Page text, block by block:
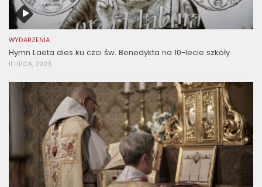
WYDARZENIA
Hymn Laeta dies ku czci św. Benedykta na 10-lecie szkoły
11 LIPCA, 2023